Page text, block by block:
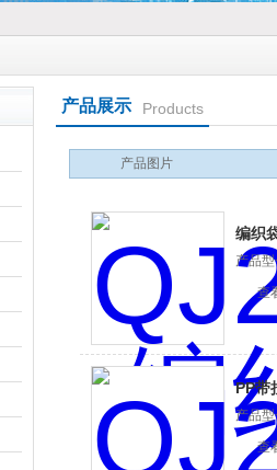
产品展示 Products
产品图片
编织
产品
查
PP带
产品
查